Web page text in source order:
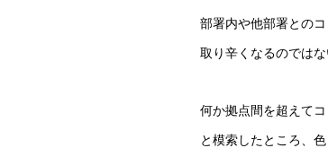
部署内や他部署との
取り辛くなるのではな
何か拠点間を超えて
と模索したところ、